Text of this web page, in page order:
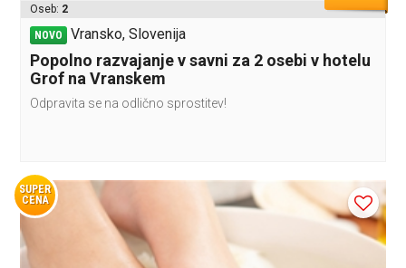
Oseb: 2
NOVO Vransko, Slovenija
Popolno razvajanje v savni za 2 osebi v hotelu
Grof na Vranskem
Odpravita se na odlično sprostitev!
SUPER
CENA